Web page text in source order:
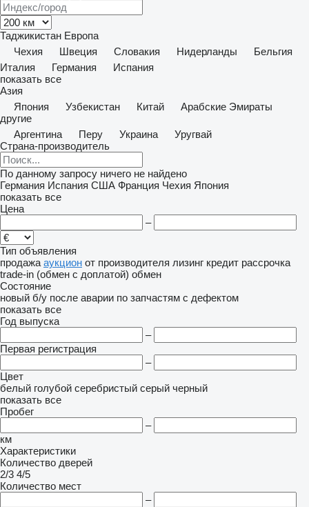
Таджикистан Европа
Чехия
Швеция Словакия Нидерланды
Бельгия
Италия
Германия
Испания
показать все
Азия
Япония
Узбекистан Китай
Арабские Эмираты
другие
Аргентина
Перу Украина
Уругвай
Страна-производитель
По данному запросу ничего не найдено
Германия Испания США Франция Чехия Япония
показать все
Цена
–
Тип объявления
продажа аукцион от производителя лизинг кредит рассрочка
trade-in (обмен с доплатой) обмен
Состояние
новый б/у после аварии по запчастям с дефектом
показать все
Год выпуска
–
Первая регистрация
–
Цвет
белый голубой серебристый серый черный
показать все
Пробег
–
км
Характеристики
Количество дверей
2/3 4/5
Количество мест
–